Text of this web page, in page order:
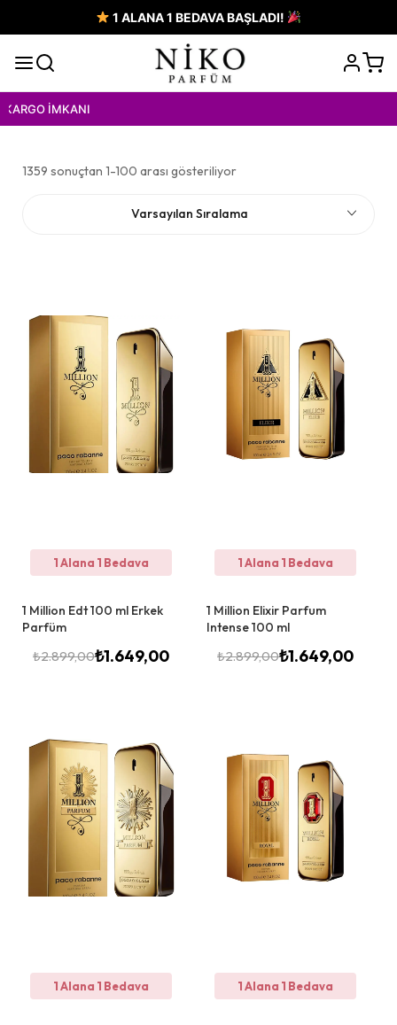
1 ALANA 1 BEDAVA BAŞLADI!
1359 sonuçtan 1-100 arası gösteriliyor
Varsayılan Sıralama
1 Alana 1 Bedava
1 Million Edt 100 ml Erkek
Parfüm
₺2.899,00₺1.649,00
1 Alana 1 Bedava
1 Million Elixir Parfum
Intense 100 ml
₺2.899,00₺1.649,00
1 Alana 1 Bedava 1 Alana 1 Bedava